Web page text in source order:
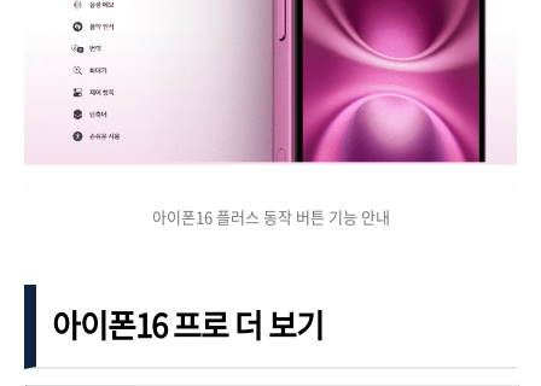
아이폰16 플러스 동작 버튼 기능 안내
아이폰16 프로 더 보기